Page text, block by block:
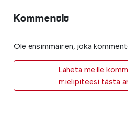
Kommentit
Ole ensimmäinen, joka
Lähetä meille
mielipiteesi tästä